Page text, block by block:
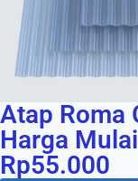
Atap Roma
Harga Mulai
Rp55.000